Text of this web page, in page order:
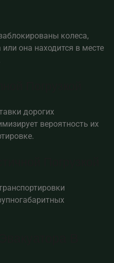
колеса,
она находится в месте
дорогих
вероятность их